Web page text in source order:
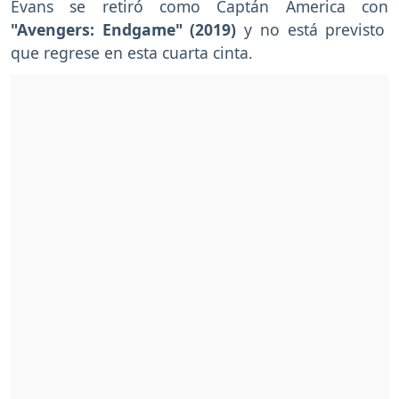
Evans se retiró como Captán America con
"Avengers: Endgame" (2019) y no está previsto
que regrese en esta cuarta cinta.